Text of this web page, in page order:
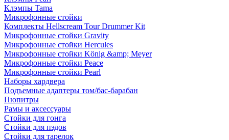
Клэмпы Tama
Микрофонные стойки
Комплекты Hellscream Tour Drummer Kit
Микрофонные стойки Gravity
Микрофонные стойки Hercules
Микрофонные стойки König &amp; Meyer
Микрофонные стойки Peace
Микрофонные стойки Pearl
Наборы хардвера
Подъемные адаптеры том/бас-барабан
Пюпитры
Рамы и аксессуары
Стойки для гонга
Стойки для пэдов
Стойки для тарелок